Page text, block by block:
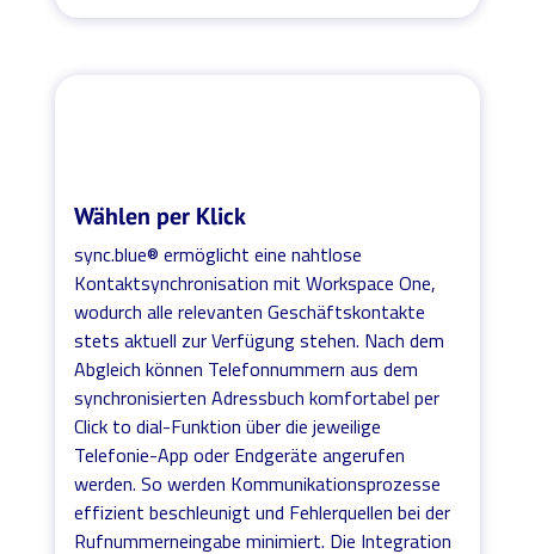
Wählen per Klick
sync.blue® ermöglicht eine nahtlose
Kontaktsynchronisation mit Workspace One,
wodurch alle relevanten Geschäftskontakte
stets aktuell zur Verfügung stehen. Nach dem
Abgleich können Telefonnummern aus dem
synchronisierten Adressbuch komfortabel per
Click to dial-Funktion über die jeweilige
Telefonie-App oder Endgeräte angerufen
werden. So werden Kommunikationsprozesse
effizient beschleunigt und Fehlerquellen bei der
Rufnummerneingabe minimiert. Die Integration